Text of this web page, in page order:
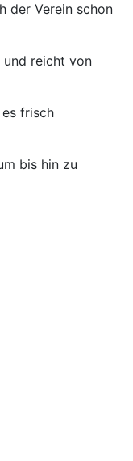
der Verein schon
und reicht von
frisch
bis hin zu